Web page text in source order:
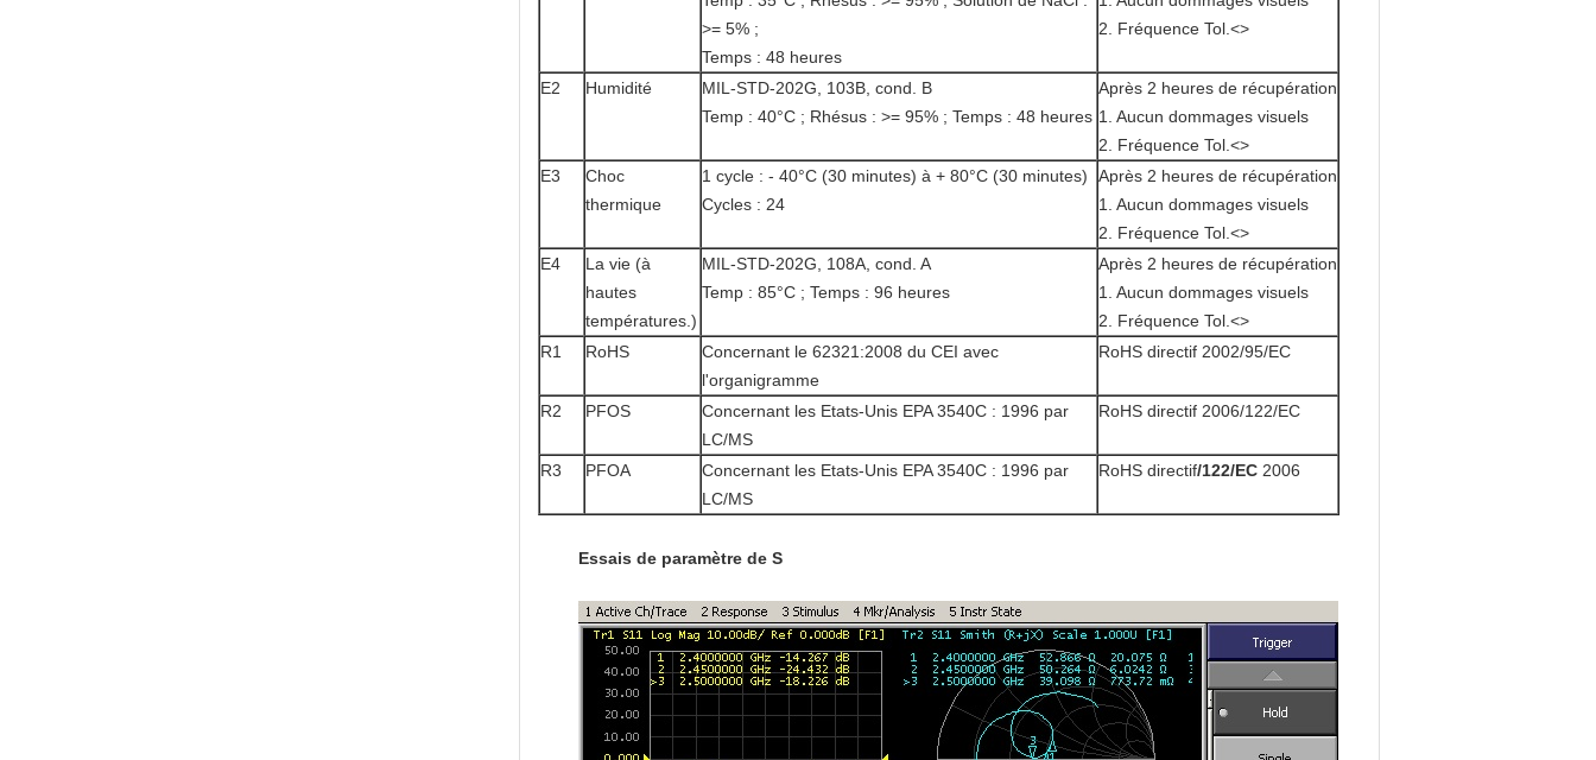
>= 5% ;
Temps : 48 heures
2. Fréquence Tol.<>
E2 Humidité
MIL-STD-202G, 103B, cond. B
Temp : 40°C ; Rhésus : >= 95% ; Temps : 48 heures
Après 2 heures de récupération
1. Aucun dommages visuels
2. Fréquence Tol.<>
E3
Choc
thermique
1 cycle : - 40°C (30 minutes) à + 80°C (30 minutes)
Cycles : 24
Après 2 heures de récupération
1. Aucun dommages visuels
2. Fréquence Tol.<>
E4
La vie (à
hautes
températures.)
MIL-STD-202G, 108A, cond. A
Temp : 85°C ; Temps : 96 heures
Après 2 heures de récupération
1. Aucun dommages visuels
2. Fréquence Tol.<>
R1
RoHS
Concernant le 62321:2008 du CEI avec
l'organigramme
RoHS directif 2002/95/EC
R2 PFOS
Concernant les Etats-Unis EPA 3540C : 1996 par
LC/MS
RoHS directif 2006/122/EC
R3 PFOA
Concernant les Etats-Unis EPA 3540C : 1996 par
LC/MS
RoHS directif/122/EC 2006
Essais de paramètre de S